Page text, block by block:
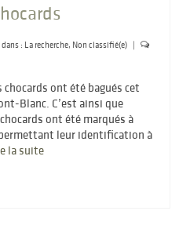
: La recherche, Non classifié(e) |
chocards ont été bagués cet
Blanc. C’est ainsi que
ont été marqués à
permettant leur identification à
la suite­­